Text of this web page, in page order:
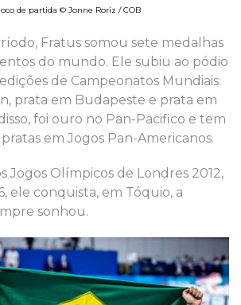
de partida © Jonne Roriz / COB
Fratus somou sete medalhas
do mundo. Ele subiu ao pódio
de Campeonatos Mundiais:
prata em Budapeste e prata em
foi ouro no Pan-Pacifico e tem
em Jogos Pan-Americanos.
Jogos Olímpicos de Londres 2012,
ele conquista, em Tóquio, a
sonhou.